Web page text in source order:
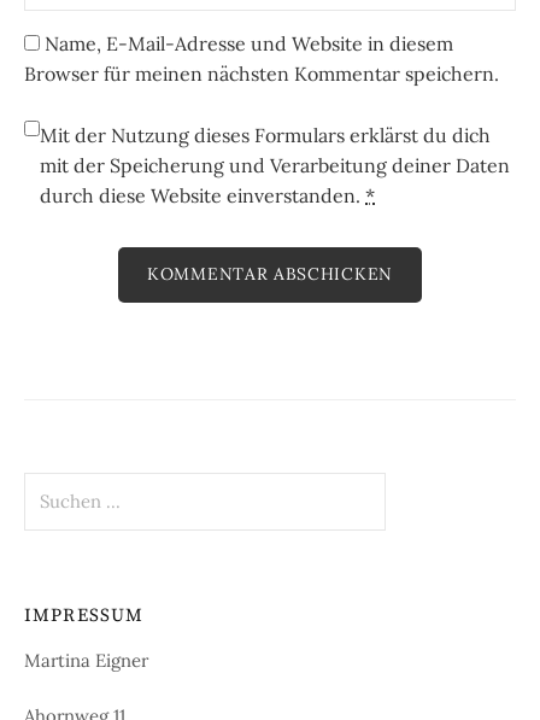
Name, E-Mail-Adresse und Website in diesem
Browser für meinen nächsten Kommentar speichern.
Mit der Nutzung dieses Formulars erklärst du dich
mit der Speicherung und Verarbeitung deiner Daten
durch diese Website einverstanden. *
nach:
IMPRESSUM
Martina Eigner
Ahornweg 11